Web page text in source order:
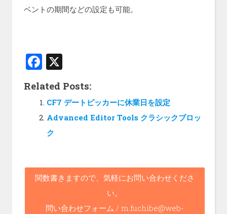
ベントの期間などの設定も可能。
F
a
ce
b
o
o
X
Related Posts:
CF7 デートピッカーに休業日を設定
Advanced Editor Tools クラシックブロッ
ク
関数書きますので、気軽にお問い合わせくださ
い。
問い合わせフォーム / m.fuchibe@web-